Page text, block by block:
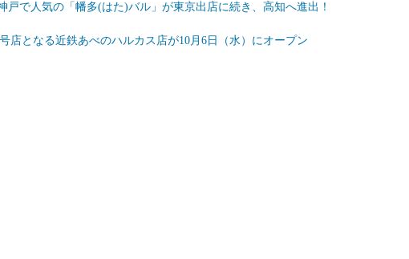
で人気の「幡多(はた)バル」が東京出店に続き、高知へ進出！
店となる近鉄あべのハルカス店が10月6日（水）にオープン